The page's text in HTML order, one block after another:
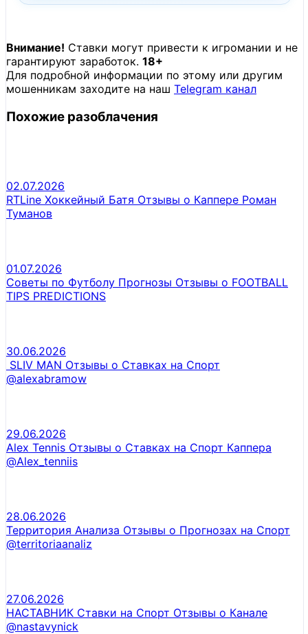
Внимание! Ставки могут привести к игромании и не
гарантируют заработок. 18+
Для подробной информации по этому или другим
мошенникам заходите на наш Telegram канал
Похожие разоблачения
02.07.2026
RTLine Хоккейный Батя Отзывы о Каппере Роман
Туманов
01.07.2026
Советы по Футболу Прогнозы Отзывы о FOOTBALL
TIPS PREDICTIONS
30.06.2026
SLIV MAN Отзывы о Ставках на Спорт
@alexabramow
29.06.2026
Alex Tennis Отзывы о Ставках на Спорт Каппера
@Alex_tenniis
28.06.2026
Территория Анализа Отзывы о Прогнозах на Спорт
@territoriaanaliz
27.06.2026
НАСТАВНИК Ставки на Спорт Отзывы о Канале
@nastavynick